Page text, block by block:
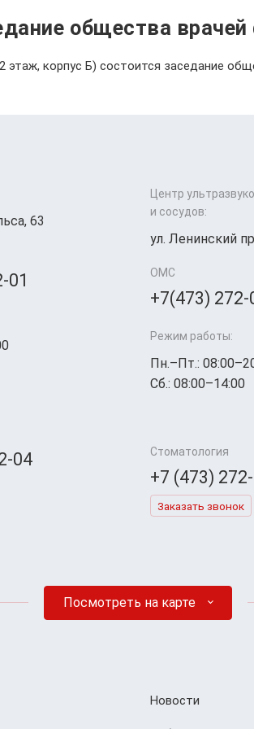
общества
корпус Б) состоится заседание
63
01
04
Центр
и сосудов:
ул. Ленинский
ОМС
+7(473) 272-
Режим работы:
Пн.–Пт.:
Сб.: 08:00–14:00
Стоматология
+7 (473)
Заказать звонок
Посмотреть на карте
Новости